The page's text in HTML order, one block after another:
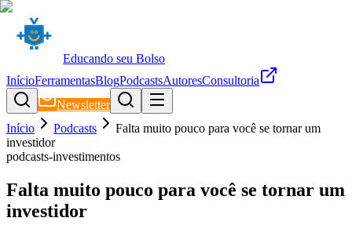
Educando seu Bolso
InícioFerramentasBlogPodcastsAutoresConsultoria
Newsletter
Início
Podcasts
Falta muito pouco para você se tornar um
investidor
podcasts-investimentos
Falta muito pouco para você se tornar um
investidor